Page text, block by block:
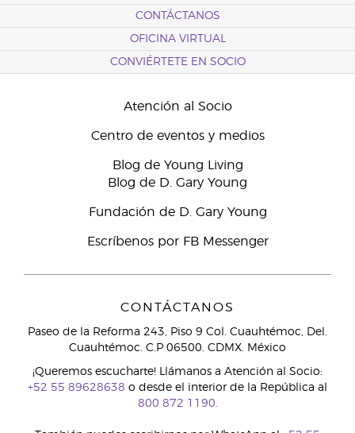
CONTÁCTANOS
OFICINA VIRTUAL
CONVIÉRTETE EN SOCIO
Atención al Socio
Centro de eventos y medios
Blog de Young Living
Blog de D. Gary Young
Fundación de D. Gary Young
Escríbenos por FB Messenger
CONTÁCTANOS
Paseo de la Reforma 243, Piso 9 Col. Cuauhtémoc, Del.
Cuauhtémoc. C.P 06500. CDMX. México
¡Queremos escucharte! Llámanos a Atención al Socio:
+52 55 89628638 o desde el interior de la República al
800 872 1190.